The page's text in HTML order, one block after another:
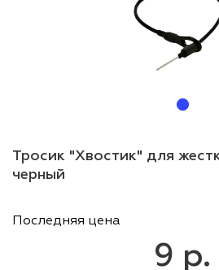
Тросик "Хвостик" для
черный
Последняя цена
9 р.